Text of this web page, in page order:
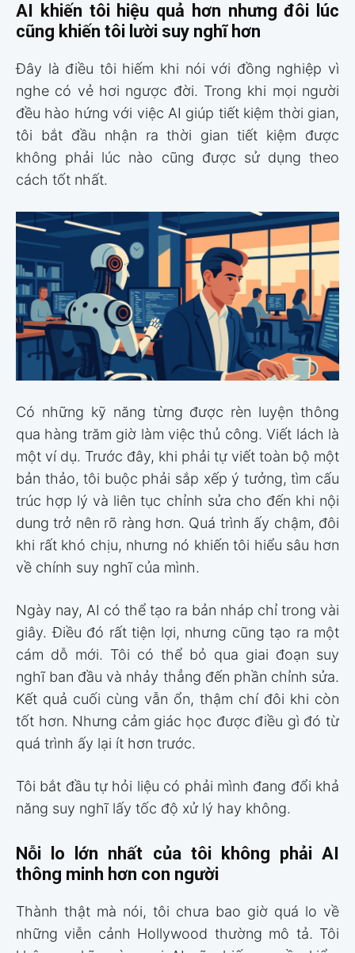
AI khiến tôi hiệu quả hơn nhưng đôi lúc
cũng khiến tôi lười suy nghĩ hơn
Đây là điều tôi hiếm khi nói với đồng nghiệp vì
nghe có vẻ hơi ngược đời. Trong khi mọi người
đều hào hứng với việc AI giúp tiết kiệm thời gian,
tôi bắt đầu nhận ra thời gian tiết kiệm được
không phải lúc nào cũng được sử dụng theo
cách tốt nhất.
Có những kỹ năng từng được rèn luyện thông
qua hàng trăm giờ làm việc thủ công. Viết lách là
một ví dụ. Trước đây, khi phải tự viết toàn bộ một
bản thảo, tôi buộc phải sắp xếp ý tưởng, tìm cấu
trúc hợp lý và liên tục chỉnh sửa cho đến khi nội
dung trở nên rõ ràng hơn. Quá trình ấy chậm, đôi
khi rất khó chịu, nhưng nó khiến tôi hiểu sâu hơn
về chính suy nghĩ của mình.
Ngày nay, AI có thể tạo ra bản nháp chỉ trong vài
giây. Điều đó rất tiện lợi, nhưng cũng tạo ra một
cám dỗ mới. Tôi có thể bỏ qua giai đoạn suy
nghĩ ban đầu và nhảy thẳng đến phần chỉnh sửa.
Kết quả cuối cùng vẫn ổn, thậm chí đôi khi còn
tốt hơn. Nhưng cảm giác học được điều gì đó từ
quá trình ấy lại ít hơn trước.
Tôi bắt đầu tự hỏi liệu có phải mình đang đổi khả
năng suy nghĩ lấy tốc độ xử lý hay không.
Nỗi lo lớn nhất của tôi không phải AI
thông minh hơn con người
Thành thật mà nói, tôi chưa bao giờ quá lo về
những viễn cảnh Hollywood thường mô tả. Tôi